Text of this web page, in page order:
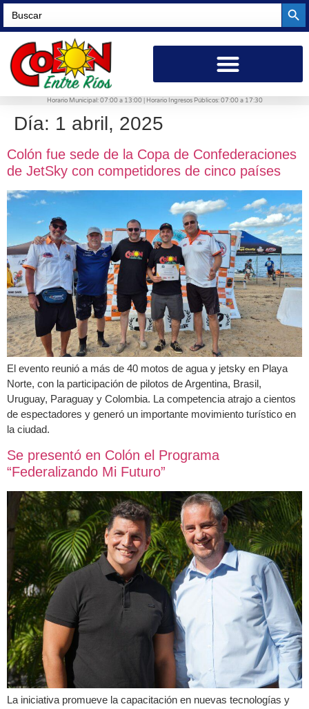
Search
for:
Horario Municipal: 07:00 a 13:00 | Horario Ingresos Públicos: 07:00 a 17:30
Día: 1 abril, 2025
Colón fue sede de la Copa de Confederaciones
de JetSky con competidores de cinco países
El evento reunió a más de 40 motos de agua y jetsky en Playa
Norte, con la participación de pilotos de Argentina, Brasil,
Uruguay, Paraguay y Colombia. La competencia atrajo a cientos
de espectadores y generó un importante movimiento turístico en
la ciudad.
Se presentó en Colón el Programa
“Federalizando Mi Futuro”
La iniciativa promueve la capacitación en nuevas tecnologías y